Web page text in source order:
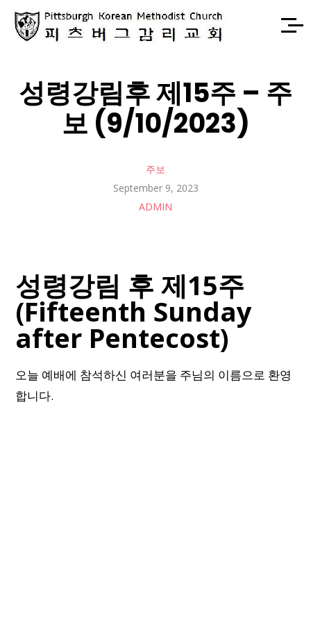
성령강림후 제15주 – 주
보 (9/10/2023)
주보
September 9, 2023
ADMIN
성령강림 후 제15주
(Fifteenth Sunday
after Pentecost)
오늘 예배에 참석하신 여러분을 주님의 이름으로 환영
합니다.